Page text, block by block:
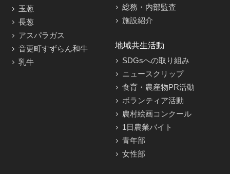
玉葱
長葱
アスパラガス
音更町すずらん和牛
乳牛
総務・内部監査
施設紹介
地域共生活動
SDGsへの取り組み
ニュースクリップ
食育・農産物PR活動
ボランティア活動
農村絵画コンクール
1日農業バイト
青年部
女性部